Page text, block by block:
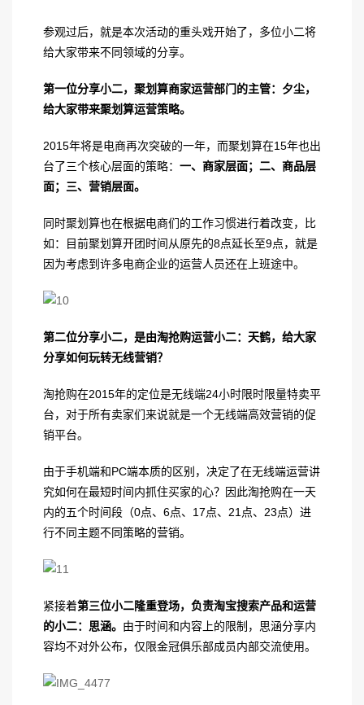
参观过后，就是本次活动的重头戏开始了，多位小二将
给大家带来不同领域的分享。
第一位分享小二，聚划算商家运营部门的主管：夕尘，
给大家带来聚划算运营策略。
2015年将是电商再次突破的一年，而聚划算在15年也出
台了三个核心层面的策略： 一、商家层面；二、商品层
面；三、营销层面。
同时聚划算也在根据电商们的工作习惯进行着改变，比
如：目前聚划算开团时间从原先的8点延长至9点，就是
因为考虑到许多电商企业的运营人员还在上班途中。
第二位分享小二，是由淘抢购运营小二：天鹤，给大家
分享如何玩转无线营销？
淘抢购在2015年的定位是无线端24小时限时限量特卖平
台，对于所有卖家们来说就是一个无线端高效营销的促
销平台。
由于手机端和PC端本质的区别，决定了在无线端运营讲
究如何在最短时间内抓住买家的心？因此淘抢购在一天
内的五个时间段（0点、6点、17点、21点、23点）进
行不同主题不同策略的营销。
紧接着第三位小二隆重登场，负责淘宝搜索产品和运营
的小二：思涵。 由于时间和内容上的限制，思涵分享内
容均不对外公布，仅限金冠俱乐部成员内部交流使用。